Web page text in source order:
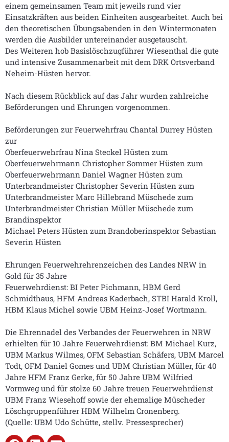
einem gemeinsamen Team mit jeweils rund vier
Einsatzkräften aus beiden Einheiten ausgearbeitet. Auch bei
den theoretischen Übungsabenden in den Wintermonaten
werden die Ausbilder untereinander ausgetauscht.
Des Weiteren hob Basislöschzugführer Wiesenthal die gute
und intensive Zusammenarbeit mit dem DRK Ortsverband
Neheim-Hüsten hervor.
Nach diesem Rückblick auf das Jahr wurden zahlreiche
Beförderungen und Ehrungen vorgenommen.
Beförderungen zur Feuerwehrfrau Chantal Durrey Hüsten
zur
Oberfeuerwehrfrau Nina Steckel Hüsten zum
Oberfeuerwehrmann Christopher Sommer Hüsten zum
Oberfeuerwehrmann Daniel Wagner Hüsten zum
Unterbrandmeister Christopher Severin Hüsten zum
Unterbrandmeister Marc Hillebrand Müschede zum
Unterbrandmeister Christian Müller Müschede zum
Brandinspektor
Michael Peters Hüsten zum Brandoberinspektor Sebastian
Severin Hüsten
Ehrungen Feuerwehrehrenzeichen des Landes NRW in
Gold für 35 Jahre
Feuerwehrdienst: BI Peter Pichmann, HBM Gerd
Schmidthaus, HFM Andreas Kaderbach, STBI Harald Kroll,
HBM Klaus Michel sowie UBM Heinz-Josef Wortmann.
Die Ehrennadel des Verbandes der Feuerwehren in NRW
erhielten für 10 Jahre Feuerwehrdienst: BM Michael Kurz,
UBM Markus Wilmes, OFM Sebastian Schäfers, UBM Marcel
Todt, OFM Daniel Gomes und UBM Christian Müller, für 40
Jahre HFM Franz Gerke, für 50 Jahre UBM Wilfried
Vormweg und für stolze 60 Jahre treuen Feuerwehrdienst
UBM Franz Wiesehoff sowie der ehemalige Müscheder
Löschgruppenführer HBM Wilhelm Cronenberg.
(Quelle: UBM Udo Schütte, stellv. Pressesprecher)